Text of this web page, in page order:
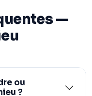
—
ou
?